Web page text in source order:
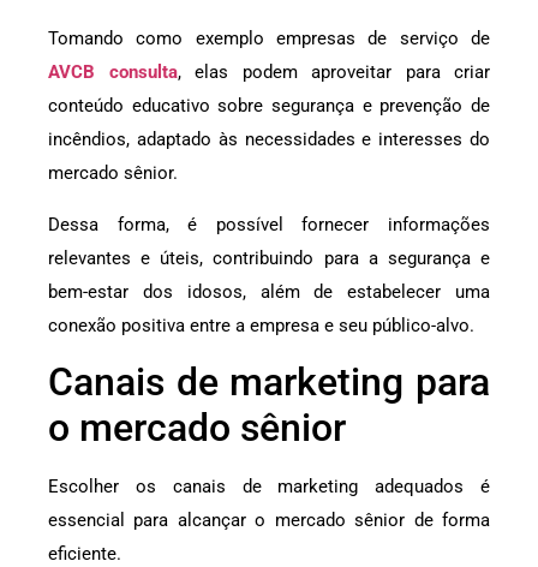
Tomando como exemplo empresas de serviço de
AVCB consulta, elas podem aproveitar para criar
conteúdo educativo sobre segurança e prevenção de
incêndios, adaptado às necessidades e interesses do
mercado sênior.
Dessa forma, é possível fornecer informações
relevantes e úteis, contribuindo para a segurança e
bem-estar dos idosos, além de estabelecer uma
conexão positiva entre a empresa e seu público-alvo.
Canais de marketing para
o mercado sênior
Escolher os canais de marketing adequados é
essencial para alcançar o mercado sênior de forma
eficiente.